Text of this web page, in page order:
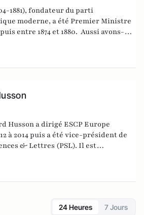
1881), fondateur du parti
moderne, a été Premier Ministre
entre 1874 et 1880. Aussi avons-
de recevoir, depuis quelques
Londres" signées par un
de publier les textes reçus au
en France et dans le monde, un
entre "conservateurs" et
aussi sur
Husson a dirigé ESCP Europe
à 2014puis a été vice-président de
& Lettres (PSL). Il est
à l’Institut Franco-Allemand
(à l’Université de Cergy-Pontoise).
articles sur l’histoire de
24 Heures 7 Jours